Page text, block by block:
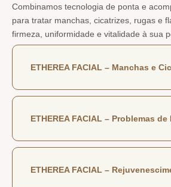
Combinamos tecnologia de ponta e
para tratar manchas, cicatrizes, rugas e
firmeza, uniformidade e vitalidade à sua
ETHEREA FACIAL – Manchas e
ETHEREA FACIAL – Problemas de
ETHEREA FACIAL –